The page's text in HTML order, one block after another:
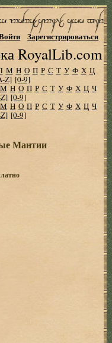
RoyalLib.com
Зарегистрироваться
М Н О П Р С Т У Ф Х Ц
Z] [0-9]
М Н О П Р С Т У Ф Х Ц Ч
[0-9]
М Н О П Р С Т У Ф Х Ц Ч
[0-9]
Мантии